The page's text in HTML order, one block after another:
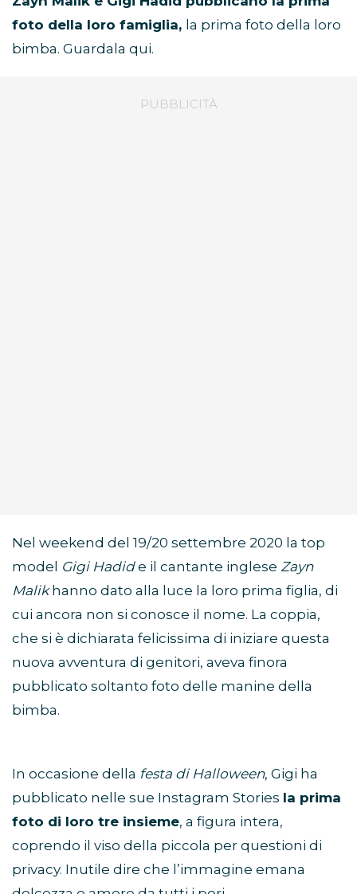
foto della loro famiglia, la prima foto della loro
bimba. Guardala qui.
Nel weekend del 19/20 settembre 2020 la top
model Gigi Hadide il cantante inglese Zayn
Malikhanno dato alla luce la loro prima figlia, di
cui ancora non si conosce il nome. La coppia,
che si è dichiarata felicissima di iniziare questa
nuova avventura di genitori, aveva finora
pubblicato soltanto foto delle manine della
bimba.
In occasione della festa di Halloween, Gigi ha
pubblicato nelle sue Instagram Stories la prima
foto di loro tre insieme, a figura intera,
coprendo il viso della piccola per questioni di
privacy. Inutile dire che l’immagine emana